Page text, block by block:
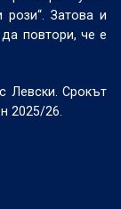
рози“. Затова и
повтори, че е
Левски. Срокът
2025/26.